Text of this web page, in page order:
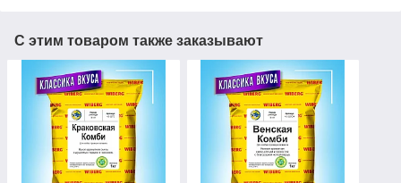
С этим товаром также заказывают